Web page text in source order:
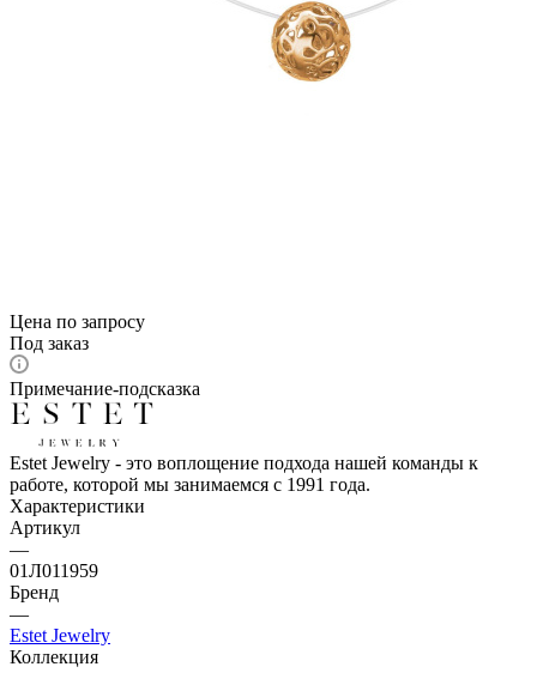
Цена по запросу
Под заказ
Примечание-подсказка
Estet Jewelry - это воплощение подхода нашей команды к
работе, которой мы занимаемся с 1991 года.
Характеристики
Артикул
—
01Л011959
Бренд
—
Estet Jewelry
Коллекция